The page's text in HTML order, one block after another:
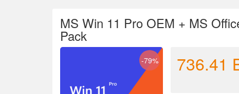
MS Win 11 Pro OEM + MS
Pack
-79% 736.41